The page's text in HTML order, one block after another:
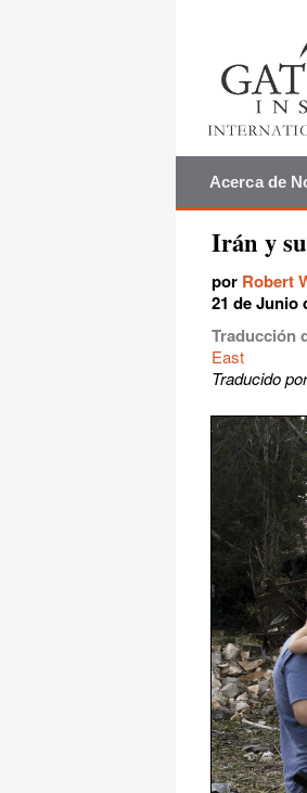
Acerca de
Irán y
por Robert
21 de Junio
Traducción
East
Traducido